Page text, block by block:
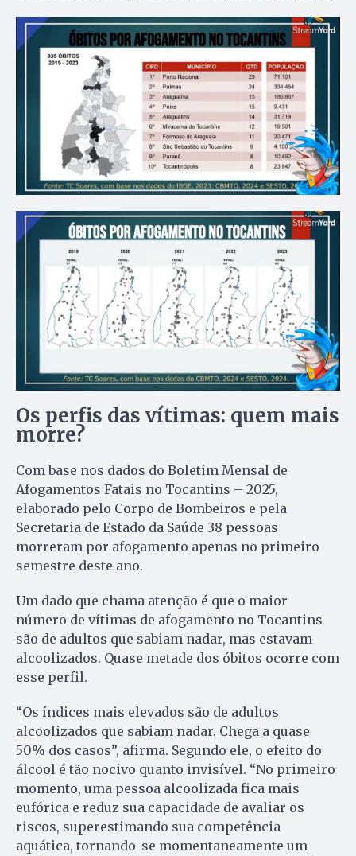
Os perfis das vítimas: quem mais
morre?
Com base nos dados do Boletim Mensal de
Afogamentos Fatais no Tocantins – 2025,
elaborado pelo Corpo de Bombeiros e pela
Secretaria de Estado da Saúde 38 pessoas
morreram por afogamento apenas no primeiro
semestre deste ano.
Um dado que chama atenção é que o maior
número de vítimas de afogamento no Tocantins
são de adultos que sabiam nadar, mas estavam
alcoolizados. Quase metade dos óbitos ocorre com
esse perfil.
“Os índices mais elevados são de adultos
alcoolizados que sabiam nadar. Chega a quase
50% dos casos”, afirma. Segundo ele, o efeito do
álcool é tão nocivo quanto invisível. “No primeiro
momento, uma pessoa alcoolizada fica mais
eufórica e reduz sua capacidade de avaliar os
riscos, superestimando sua competência
aquática, tornando-se momentaneamente um